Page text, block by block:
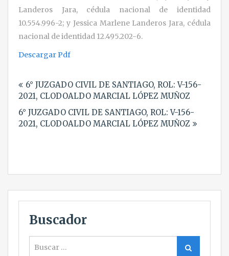
Landeros Jara, cédula nacional de identidad
10.554.996-2; y Jessica Marlene Landeros Jara, cédula
nacional de identidad 12.495.202-6.
Descargar Pdf
de
entradas
6° JUZGADO CIVIL DE SANTIAGO, ROL: V-156-
2021, CLODOALDO MARCIAL LÓPEZ MUÑOZ
6° JUZGADO CIVIL DE SANTIAGO, ROL: V-156-
2021, CLODOALDO MARCIAL LÓPEZ MUÑOZ
Buscador
Buscar